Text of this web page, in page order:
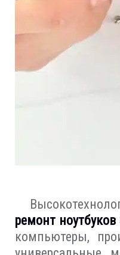
ремонт
компьютеры,